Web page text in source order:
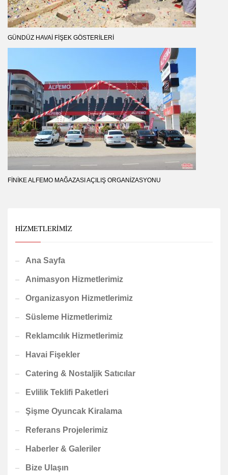
GÜNDÜZ HAVAI FIŞEK GÖSTERILERI
FINIKE ALFEMO MAĞAZASI AÇILIŞ ORGANIZASYONU
HIZMETLERIMIZ
Ana Sayfa
Animasyon Hizmetlerimiz
Organizasyon Hizmetlerimiz
Süsleme Hizmetlerimiz
Reklamcılık Hizmetlerimiz
Havai Fişekler
Catering & Nostaljik Satıcılar
Evlilik Teklifi Paketleri
Şişme Oyuncak Kiralama
Referans Projelerimiz
Haberler & Galeriler
Bize Ulaşın